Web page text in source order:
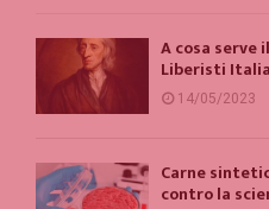
A cosa
Liberisti
14/05/2023
Carne
contro la